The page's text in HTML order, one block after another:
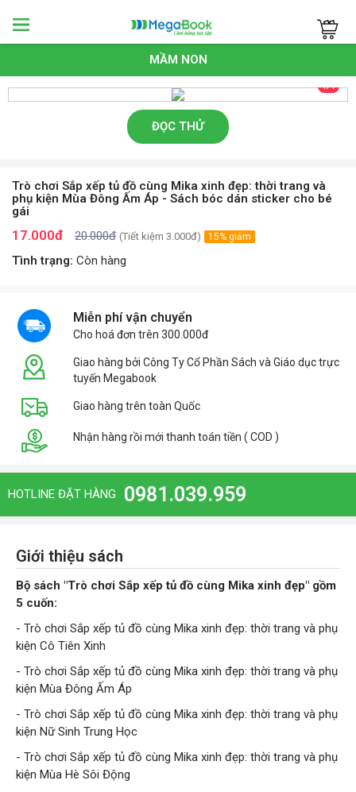
Megabook
MẦM NON
1/1
ĐỌC THỬ
Trò chơi Sắp xếp tủ đồ cùng Mika xinh đẹp: thời trang và
phụ kiện Mùa Đông Ấm Áp - Sách bóc dán sticker cho bé
gái
17.000đ 20.000đ (Tiết kiệm 3.000đ) 15% giảm
Tình trạng: Còn hàng
Miễn phí vận chuyển
Cho hoá đơn trên 300.000đ
Giao hàng bởi Công Ty Cổ Phần Sách và Giáo dục trực
tuyến Megabook
Giao hàng trên toàn Quốc
Nhận hàng rồi mới thanh toán tiền ( COD )
HOTLINE ĐẶT HÀNG 0981.039.959
Giới thiệu sách
Bộ sách "Trò chơi Sắp xếp tủ đồ cùng Mika xinh đẹp" gồm
5 cuốn:
- Trò chơi Sắp xếp tủ đồ cùng Mika xinh đẹp: thời trang và phụ
kiện Cô Tiên Xinh
- Trò chơi Sắp xếp tủ đồ cùng Mika xinh đẹp: thời trang và phụ
kiện Mùa Đông Ấm Áp
- Trò chơi Sắp xếp tủ đồ cùng Mika xinh đẹp: thời trang và phụ
kiện Nữ Sinh Trung Học
- Trò chơi Sắp xếp tủ đồ cùng Mika xinh đẹp: thời trang và phụ
kiện Mùa Hè Sôi Động